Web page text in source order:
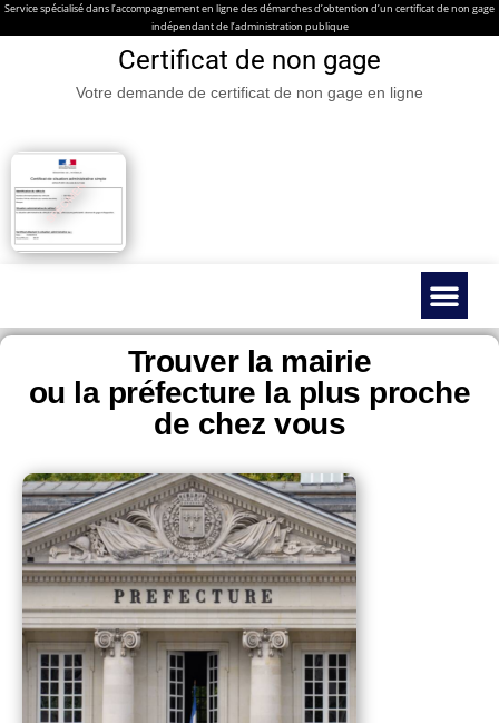
Service spécialisé dans l’accompagnement en ligne des démarches d’obtention d’un certificat de non gage
indépendant de l’administration publique
Certificat de non gage
Votre demande de certificat de non gage en ligne
Trouver la mairie
ou la préfecture la plus proche
de chez vous